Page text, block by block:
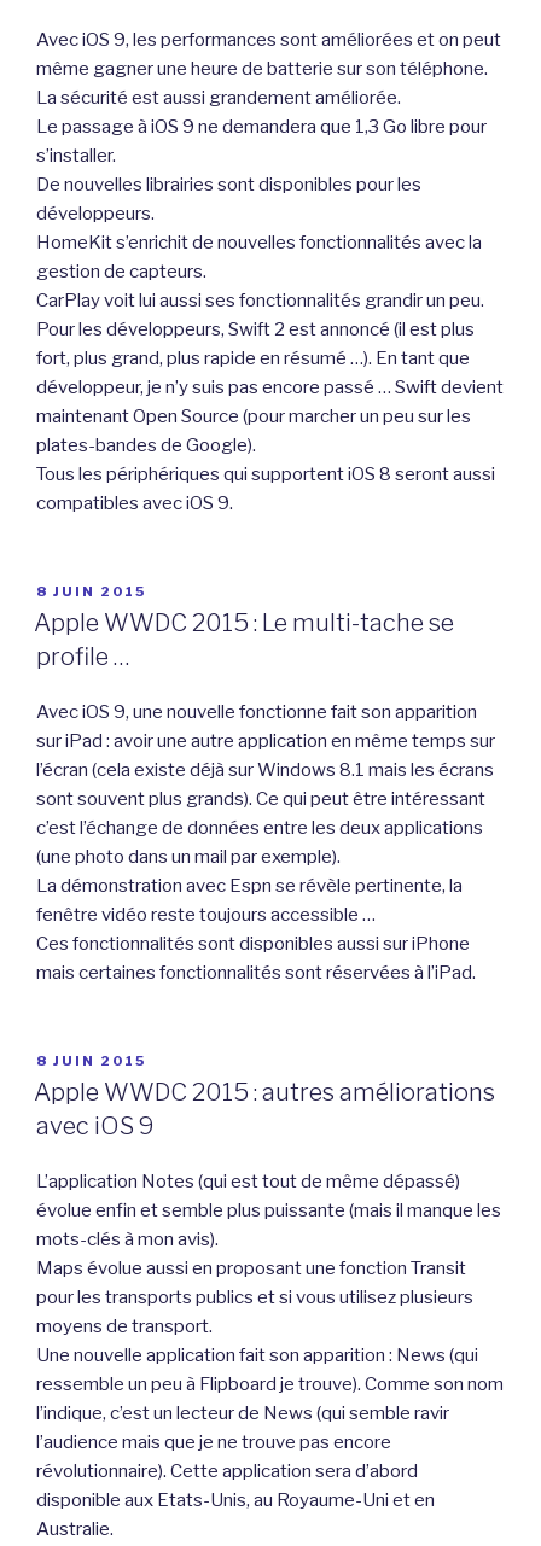
Avec iOS 9, les performances sont améliorées et on peut
même gagner une heure de batterie sur son téléphone.
La sécurité est aussi grandement améliorée.
Le passage à iOS 9 ne demandera que 1,3 Go libre pour
s’installer.
De nouvelles librairies sont disponibles pour les
développeurs.
HomeKit s’enrichit de nouvelles fonctionnalités avec la
gestion de capteurs.
CarPlay voit lui aussi ses fonctionnalités grandir un peu.
Pour les développeurs, Swift 2 est annoncé (il est plus
fort, plus grand, plus rapide en résumé …). En tant que
développeur, je n’y suis pas encore passé … Swift devient
maintenant Open Source (pour marcher un peu sur les
plates-bandes de Google).
Tous les périphériques qui supportent iOS 8 seront aussi
compatibles avec iOS 9.
PUBLIÉ
LE
8 JUIN 2015
Apple WWDC 2015 : Le multi-tache se
profile …
Avec iOS 9, une nouvelle fonctionne fait son apparition
sur iPad : avoir une autre application en même temps sur
l’écran (cela existe déjà sur Windows 8.1 mais les écrans
sont souvent plus grands). Ce qui peut être intéressant
c’est l’échange de données entre les deux applications
(une photo dans un mail par exemple).
La démonstration avec Espn se révèle pertinente, la
fenêtre vidéo reste toujours accessible …
Ces fonctionnalités sont disponibles aussi sur iPhone
mais certaines fonctionnalités sont réservées à l’iPad.
PUBLIÉ
LE
8 JUIN 2015
Apple WWDC 2015 : autres améliorations
avec iOS 9
L’application Notes (qui est tout de même dépassé)
évolue enfin et semble plus puissante (mais il manque les
mots-clés à mon avis).
Maps évolue aussi en proposant une fonction Transit
pour les transports publics et si vous utilisez plusieurs
moyens de transport.
Une nouvelle application fait son apparition : News (qui
ressemble un peu à Flipboard je trouve). Comme son nom
l’indique, c’est un lecteur de News (qui semble ravir
l’audience mais que je ne trouve pas encore
révolutionnaire). Cette application sera d’abord
disponible aux Etats-Unis, au Royaume-Uni et en
Australie.